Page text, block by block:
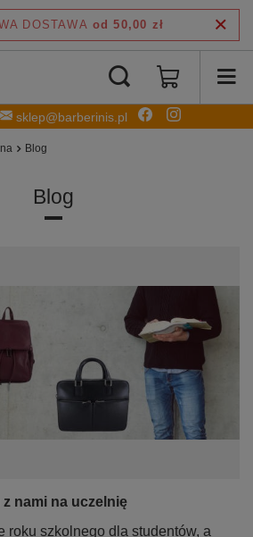
sklep@barberinis.pl
DOSTAWA od 50,00 zł
Blog
Blog
nami na uczelnię
roku szkolnego dla studentów, a